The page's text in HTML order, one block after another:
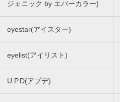
ジェニック by エバーカラー)
eyestar(アイスター)
eyelist(アイリスト)
U.P.D(アプデ)